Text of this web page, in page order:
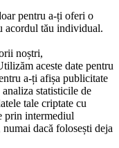
pentru a-ți oferi o
acordul tău individual.
noștri,
aceste date pentru
a-ți afișa publicitate
statisticile de
tale criptate cu
prin intermediul
dacă folosești deja